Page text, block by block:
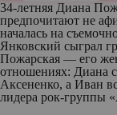
34-летняя Диана
предпочитают не
началась на
Янковский сыграл
Пожарская — его
отношениях: Диана
Аксененко, а Иван
лидера рок-группы